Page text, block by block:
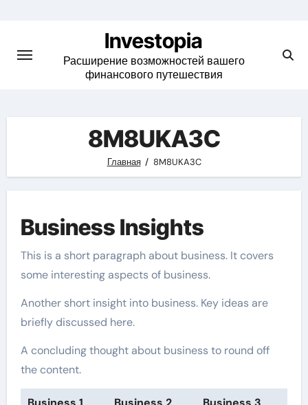
content
Investopia
Расширение возможностей вашего
финансового путешествия
8M8UKA3C
Главная 8M8UKA3C
Business Insights
This is a short paragraph about business. It covers
some interesting aspects of business.
Another short insight into business. Key ideas are
briefly discussed here.
A concluding thought about business to round off
the content.